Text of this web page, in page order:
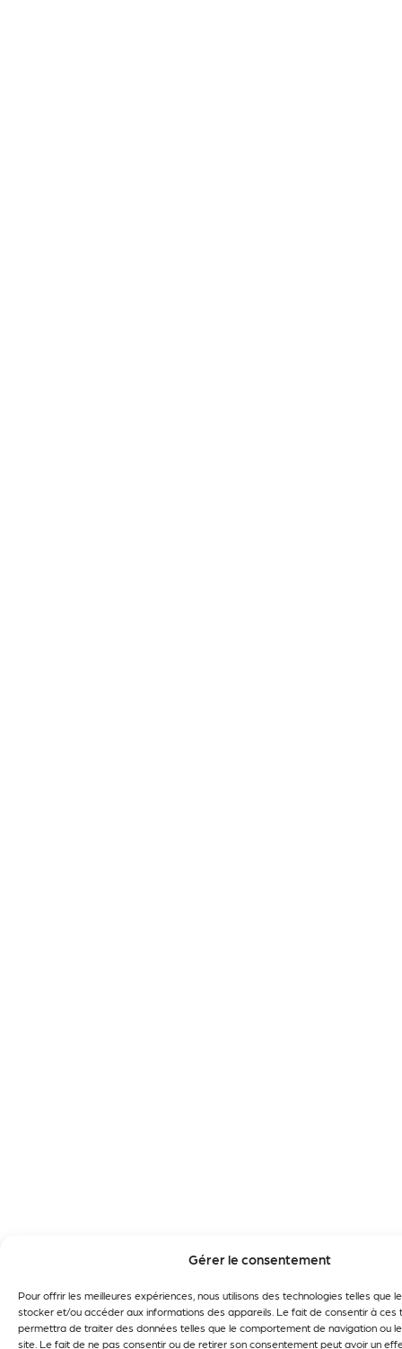
Gérer le consentement
Pour offrir les meilleures expériences, nous utilisons des technologies telles que
stocker et/ou accéder aux informations des appareils. Le fait de consentir à ces
permettra de traiter des données telles que le comportement de navigation ou
site. Le fait de ne pas consentir ou de retirer son consentement peut avoir un